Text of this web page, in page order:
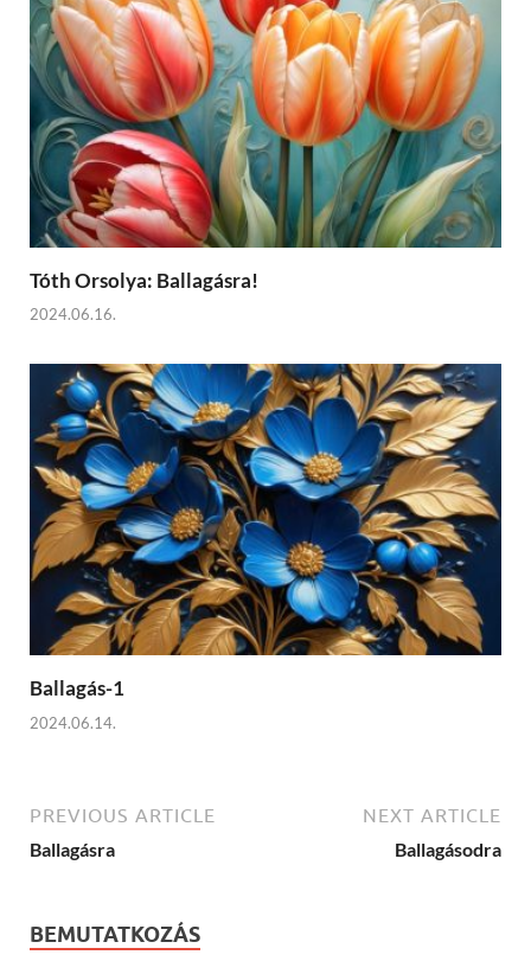
Tóth Orsolya: Ballagásra!
2024.06.16.
Ballagás-1
2024.06.14.
PREVIOUS ARTICLE
Ballagásra
NEXT ARTICLE
Ballagásodra
BEMUTATKOZÁS